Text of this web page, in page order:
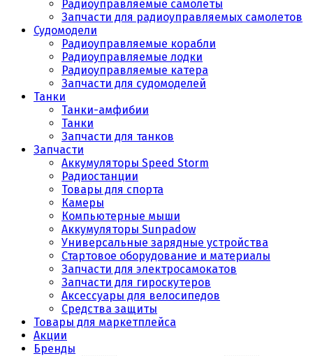
Радиоуправляемые самолеты
Запчасти для радиоуправляемых самолетов
Судомодели
Радиоуправляемые корабли
Радиоуправляемые лодки
Радиоуправляемые катера
Запчасти для судомоделей
Танки
Танки-амфибии
Танки
Запчасти для танков
Запчасти
Аккумуляторы Speed Storm
Радиостанции
Товары для спорта
Камеры
Компьютерные мыши
Аккумуляторы Sunpadow
Универсальные зарядные устройства
Стартовое оборудование и материалы
Запчасти для электросамокатов
Запчасти для гироскутеров
Аксессуары для велосипедов
Средства защиты
Товары для маркетплейса
Акции
Бренды